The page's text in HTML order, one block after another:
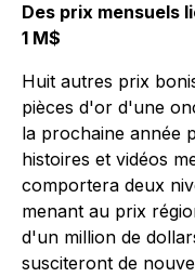
Des prix mensuels
1 M$
Huit autres prix
pièces d'or d'une
la prochaine année
histoires et vidéos
comportera deux
menant au prix
d'un million de
susciteront de